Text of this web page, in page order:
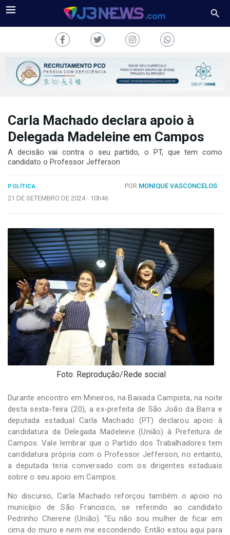
J3NEWS
COLUNAS
FALE
CONOSCO
Copyright
Desenvolvido
por
Hesea
Tecnologia
Sistemas
Carla Machado declara apoio à
Delegada Madeleine em Campos
A decisão vai contra o seu partido, o PT, que tem como
candidato o Professor Jefferson
POLÍTICA POR MONIQUE VASCONCELOS
21 DE SETEMBRO DE 2024 - 10h46
Foto: Reprodução/Rede social
Durante encontro em Mineiros, na Baixada Campista, na noite
desta sexta-feira (20), a ex-prefeita de São João da Barra e
deputada estadual Carla Machado (PT) declarou apoio à
candidatura da Delegada Madeleine (União) à Prefeitura de
Campos. Vale lembrar que o Partido dos Trabalhadores tem
candidatura própria com o Professor Jefferson, no entanto,
a deputada teria conversado com os dirigentes estaduais
sobre o seu apoio em Campos.
No discurso, Carla Machado reforçou também o apoio no
município de São Francisco, se referindo ao candidato
Pedrinho Cherene (União). “Eu não sou mulher de ficar em
cima do muro e nem me escondendo. Então estou aqui para